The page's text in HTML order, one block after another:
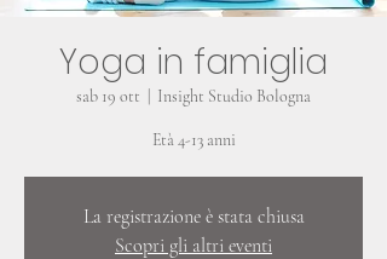
Yoga in famiglia
sab 19 ott Insight Studio Bologna
Età 4-13 anni
La registrazione è stata chiusa
Scopri gli altri eventi